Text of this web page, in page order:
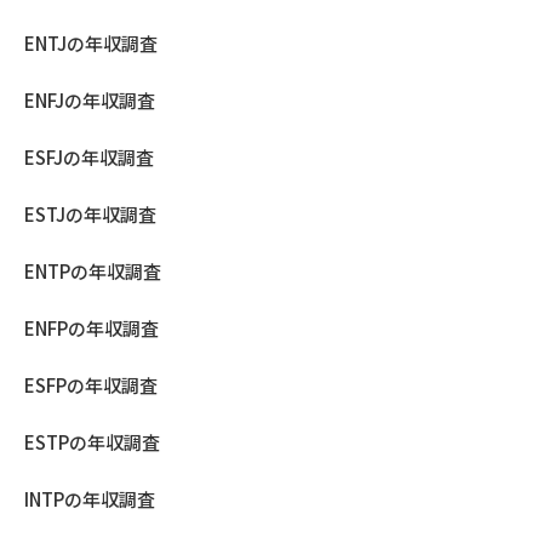
ENTJの年収調査
ENFJの年収調査
ESFJの年収調査
ESTJの年収調査
ENTPの年収調査
ENFPの年収調査
ESFPの年収調査
ESTPの年収調査
INTPの年収調査